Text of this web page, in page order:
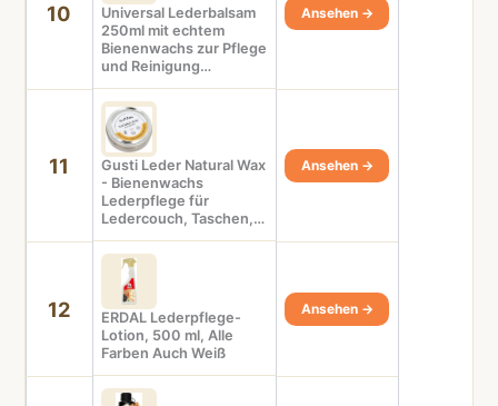
10
Universal Lederbalsam
250ml mit echtem
Bienenwachs zur Pflege
und Reinigung…
Ansehen →
11
Gusti Leder Natural Wax
- Bienenwachs
Lederpflege für
Ledercouch, Taschen,…
Ansehen →
12
ERDAL Lederpflege-
Lotion, 500 ml, Alle
Farben Auch Weiß
Ansehen →